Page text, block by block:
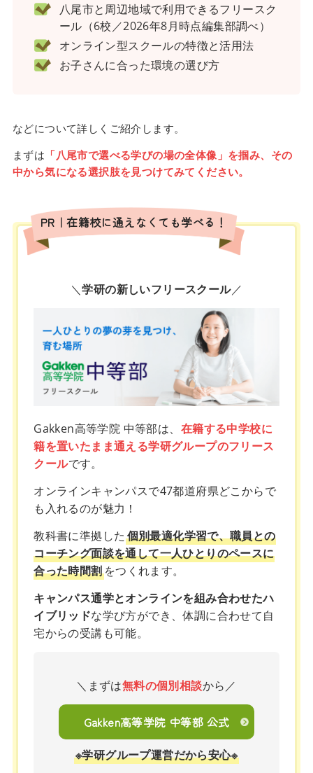
八尾市と周辺地域で利用できるフリースク
ール（6校／2026年8月時点編集部調べ）
オンライン型スクールの特徴と活用法
お子さんに合った環境の選び方
などについて詳しくご紹介します。
まずは 「八尾市で選べる学びの場の全体像」を掴み、その
中から気になる選択肢を見つけてみてください。
PR｜在籍校に通えなくても学べる！
＼学研の新しいフリースクール／
Gakken高等学院 中等部は、 在籍する中学校に
籍を置いたまま通える学研グループのフリース
クールです。
オンラインキャンパスで47都道府県どこからで
も入れるのが魅力！
教科書に準拠した 個別最適化学習で、職員との
コーチング面談を通して一人ひとりのペースに
合った時間割をつくれます。
キャンパス通学とオンラインを組み合わせたハ
イブリッドな学び方ができ、体調に合わせて自
宅からの受講も可能。
＼まずは無料の個別相談から／
Gakken高等学院 中等部 公式
※学研グループ運営だから安心※